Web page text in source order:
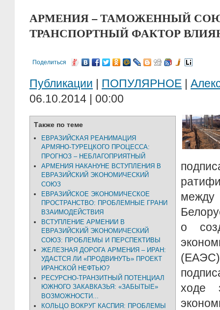
АРМЕНИЯ – ТАМОЖЕННЫЙ
ТРАНСПОРТНЫЙ ФАКТОР
Поделиться
Публикации | ПОПУЛЯРНОЕ |
06.10.2014 | 00:00
Также по теме
ЕВРАЗИЙСКАЯ РЕАНИМАЦИЯ
АРМЯНО-ТУРЕЦКОГО ПРОЦЕССА:
ПРОГНОЗ – НЕБЛАГОПРИЯТНЫЙ
АРМЕНИЯ НАКАНУНЕ ВСТУПЛЕНИЯ В
ЕВРАЗИЙСКИЙ ЭКОНОМИЧЕСКИЙ
СОЮЗ
ЕВРАЗИЙСКОЕ ЭКОНОМИЧЕСКОЕ
ПРОСТРАНСТВО: ПРОБЛЕМНЫЕ ГРАНИ
ВЗАИМОДЕЙСТВИЯ
ВСТУПЛЕНИЕ АРМЕНИИ В
ЕВРАЗИЙСКИЙ ЭКОНОМИЧЕСКИЙ
СОЮЗ: ПРОБЛЕМЫ И ПЕРСПЕКТИВЫ
ЖЕЛЕЗНАЯ ДОРОГА АРМЕНИЯ – ИРАН:
УДАСТСЯ ЛИ «ПРОДВИНУТЬ» ПРОЕКТ
ИРАНСКОЙ НЕФТЬЮ?
РЕСУРСНО-ТРАНЗИТНЫЙ ПОТЕНЦИАЛ
ЮЖНОГО ЗАКАВКАЗЬЯ: «ЗАБЫТЫЕ»
ВОЗМОЖНОСТИ...
КОЛЬЦО ВОКРУГ КАСПИЯ: ПРОБЛЕМЫ
о
ходе